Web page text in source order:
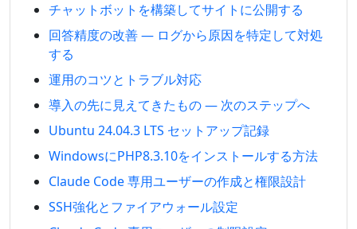
チャットボットを構築してサイトに公開する
回答精度の改善 — ログから原因を特定して対処
する
運用のコツとトラブル対応
導入の先に見えてきたもの — 次のステップへ
Ubuntu 24.04.3 LTS セットアップ記録
WindowsにPHP8.3.10をインストールする方法
Claude Code 専用ユーザーの作成と権限設計
SSH強化とファイアウォール設定